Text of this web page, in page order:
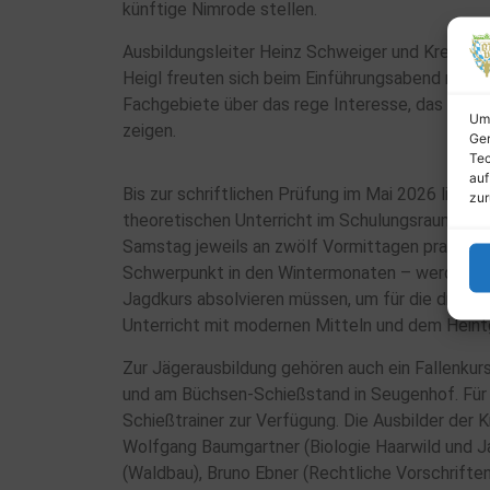
künftige Nimrode stellen.
Ausbildungsleiter Heinz Schweiger und
Heigl freuten sich beim Einführungsabend mit
Fachgebiete über das rege Interesse, das die
zeigen.
Bis zur schriftlichen Prüfung im Mai 2026
theoretischen Unterricht im Schulungsraum der
Samstag jeweils an zwölf Vormittagen
Schwerpunkt in den Wintermonaten – werden
Jagdkurs absolvieren müssen, um für die
Unterricht mit modernen Mitteln und dem
Zur Jägerausbildung gehören auch ein
und am Büchsen-Schießstand in Seugenhof.
Schießtrainer zur Verfügung. Die Ausbilder der
Wolfgang Baumgartner (Biologie Haarwild und
(Waldbau), Bruno Ebner (Rechtliche